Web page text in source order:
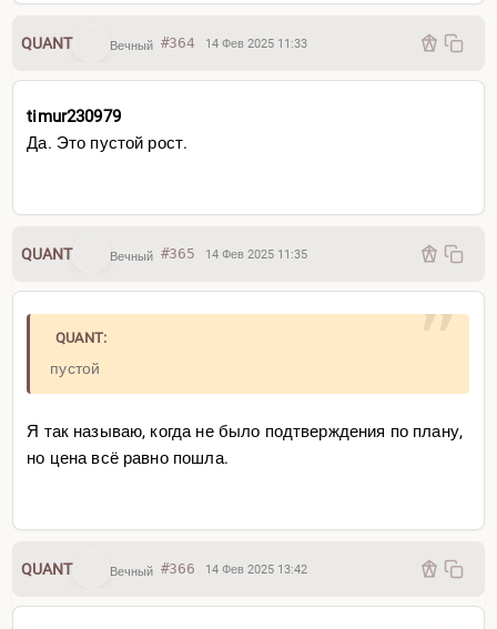
QUANT Вечный #364 14 Фев 2025 11:33
timur230979
Да. Это пустой рост.
QUANT Вечный #365 14 Фев 2025 11:35
QUANT:
пустой
Я так называю, когда не было подтверждения по плану,
но цена всё равно пошла.
QUANT Вечный #366 14 Фев 2025 13:42